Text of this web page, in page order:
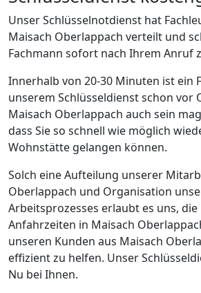
Unser Schlüsselnotdienst hat
Maisach Oberlappach verteilt und
Fachmann sofort nach Ihrem Anruf
Innerhalb von 20-30 Minuten ist ein
unserem Schlüsseldienst schon vor
Maisach Oberlappach auch sein
dass Sie so schnell wie möglich
Wohnstätte gelangen können.
Solch eine Aufteilung unserer
Oberlappach und Organisation
Arbeitsprozesses erlaubt es uns,
Anfahrzeiten in Maisach
unseren Kunden aus Maisach
effizient zu helfen. Unser
Nu bei Ihnen.